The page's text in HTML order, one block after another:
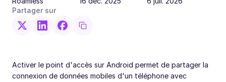
Partager sur
Activer le point d'accès sur Android permet de partager la
connexion de données mobiles d'un téléphone avec